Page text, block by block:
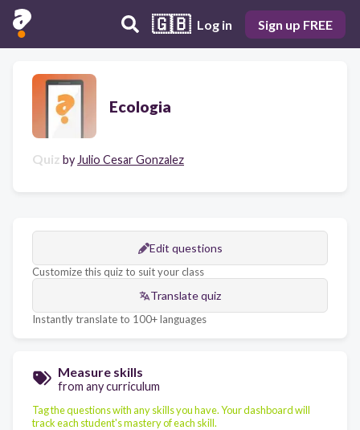
🇬🇧 Log in Sign up FREE
Ecologia
Quiz by Julio Cesar Gonzalez
Edit questions
Customize this quiz to suit your class
Translate quiz
Instantly translate to 100+ languages
Measure skills
from any curriculum
Tag the questions with any skills you have. Your dashboard will
track each student's mastery of each skill.